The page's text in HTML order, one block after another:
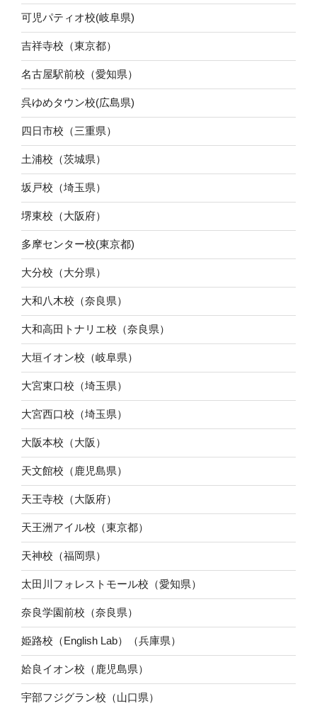
可児パティオ校(岐阜県)
吉祥寺校（東京都）
名古屋駅前校（愛知県）
呉ゆめタウン校(広島県)
四日市校（三重県）
土浦校（茨城県）
坂戸校（埼玉県）
堺東校（大阪府）
多摩センター校(東京都)
大分校（大分県）
大和八木校（奈良県）
大和高田トナリエ校（奈良県）
大垣イオン校（岐阜県）
大宮東口校（埼玉県）
大宮西口校（埼玉県）
大阪本校（大阪）
天文館校（鹿児島県）
天王寺校（大阪府）
天王洲アイル校（東京都）
天神校（福岡県）
太田川フォレストモール校（愛知県）
奈良学園前校（奈良県）
姫路校（English Lab）（兵庫県）
姶良イオン校（鹿児島県）
宇部フジグラン校（山口県）